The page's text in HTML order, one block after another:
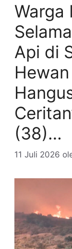
Warga
Api di
(38)…
11 Juli 2026